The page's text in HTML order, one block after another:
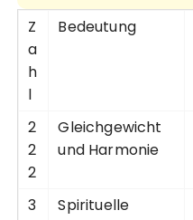
Z
a
h
l
Bedeutung
2
2
2
Gleichgewicht
und Harmonie
3
Spirituelle